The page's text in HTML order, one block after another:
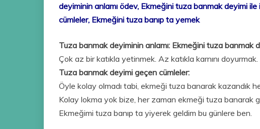
deyiminin anlamı ödev, Ekmeğini tuza banmak deyimi
cümleler, Ekmeğini tuza banıp ta yemek
Tuza banmak deyiminin anlamı: Ekmeğini tuza banmak
Çok az bir katıkla yetinmek. Az katıkla karnını doyurmak.
Tuza banmak deyimi geçen cümleler:
Öyle kolay olmadı tabi, ekmeği tuza banarak kazandık
Kolay lokma yok bize, her zaman ekmeği tuza banarak
Ekmeğimi tuza banıp ta yiyerek geldim bu günlere ben.